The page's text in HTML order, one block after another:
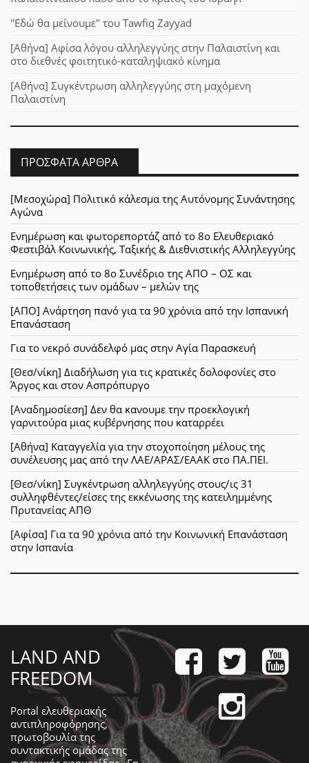
"Εδώ θα μείνουμε" του Tawfiq Zayyad
[Αθήνα] Αφίσα λόγου αλληλεγγύης στην Παλαιστίνη και
στο διεθνές φοιτητικό-καταληψιακό κίνημα
[Αθήνα] Συγκέντρωση αλληλεγγύης στη μαχόμενη
Παλαιστίνη
ΠΡΌΣΦΑΤΑ ΆΡΘΡΑ
[Μεσοχώρα] Πολιτικό κάλεσμα της Αυτόνομης Συνάντησης
Αγώνα
Ενημέρωση και φωτορεπορτάζ από το 8ο Ελευθεριακό
Φεστιβάλ Κοινωνικής, Ταξικής & Διεθνιστικής Αλληλεγγύης
Ενημέρωση από το 8ο Συνέδριο της ΑΠΟ – ΟΣ και
τοποθετήσεις των ομάδων – μελών της
[ΑΠΟ] Ανάρτηση πανό για τα 90 χρόνια από την Ισπανική
Επανάσταση
Για το νεκρό συνάδελφό μας στην Αγία Παρασκευή
[Θεσ/νίκη] Διαδήλωση για τις κρατικές δολοφονίες στο
Άργος και στον Ασπρόπυργο
[Αναδημοσίεση] Δεν θα κανουμε την προεκλογική
γαρνιτούρα μιας κυβέρνησης που καταρρέει
[Αθήνα] Καταγγελία για την στοχοποίηση μέλους της
συνέλευσης μας από την ΛΑΕ/ΑΡΑΣ/ΕΑΑΚ στο ΠΑ.ΠΕΙ.
[Θεσ/νίκη] Συγκέντρωση αλληλεγγύης στους/ις 31
συλληφθέντες/είσες της εκκένωσης της κατειλημμένης
Πρυτανείας ΑΠΘ
[Αφίσα] Για τα 90 χρόνια από την Κοινωνική Επανάσταση
στην Ισπανία
LAND AND
FREEDOM
Portal ελευθεριακής
αντιπληροφόρησης,
πρωτοβουλία της
συντακτικής ομάδας της